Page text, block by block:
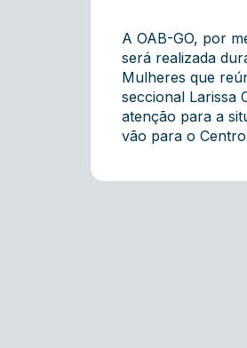
A OAB-GO, por
será realizada
Mulheres que
seccional Larissa
atenção para a
vão para o